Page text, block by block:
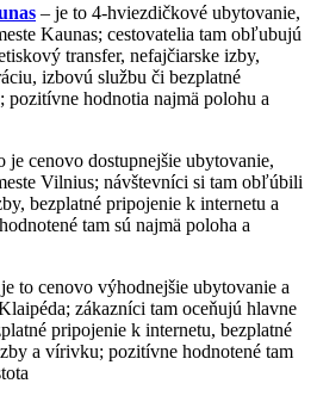
– je to 4-hviezdičkové ubytovanie,
Kaunas; cestovatelia tam obľubujú
transfer, nefajčiarske izby,
izbovú službu či bezplatné
pozitívne hodnotia najmä polohu a
je cenovo dostupnejšie ubytovanie,
Vilnius; návštevníci si tam obľúbili
bezplatné pripojenie k internetu a
tam sú najmä poloha a
to cenovo výhodnejšie ubytovanie a
zákazníci tam oceňujú hlavne
pripojenie k internetu, bezplatné
a vírivku; pozitívne hodnotené tam